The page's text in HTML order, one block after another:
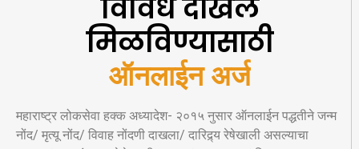
विविध दाखले
मिळविण्यासाठी
ऑनलाईन अर्ज
महाराष्ट्र लोकसेवा हक्क अध्यादेश- २०१५ नुसार ऑनलाईन पद्धतीने जन्म
नोंद/ मृत्यू नोंद/ विवाह नोंदणी दाखला/ दारिद्र्य रेषेखाली असल्याचा